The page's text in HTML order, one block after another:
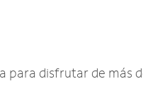
disfrutar de más